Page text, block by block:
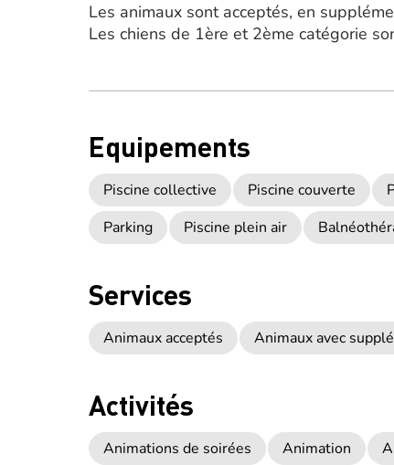
Les animaux sont acceptés, en
Les chiens de 1ère et 2ème catégorie
Equipements
Piscine collective Piscine couverte
Parking
Piscine plein air
Services
Animaux acceptés Animaux avec
Activités
Animations de soirées Animation